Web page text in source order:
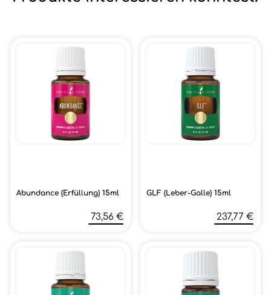
Abundance (Erfüllung) 15ml
73,56 €
GLF (Leber-Galle) 15ml
237,77 €